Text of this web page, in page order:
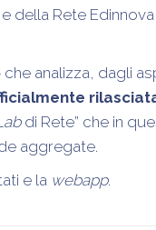
della Rete
che analizza, dagli
di Rete” che in
aggregate.
e la webapp.